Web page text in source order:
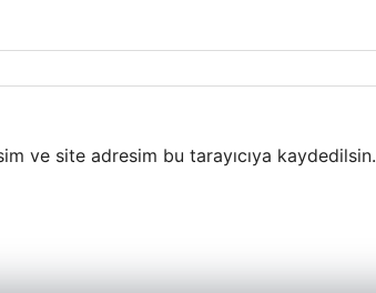
ve site adresim bu tarayıcıya kaydedilsin.